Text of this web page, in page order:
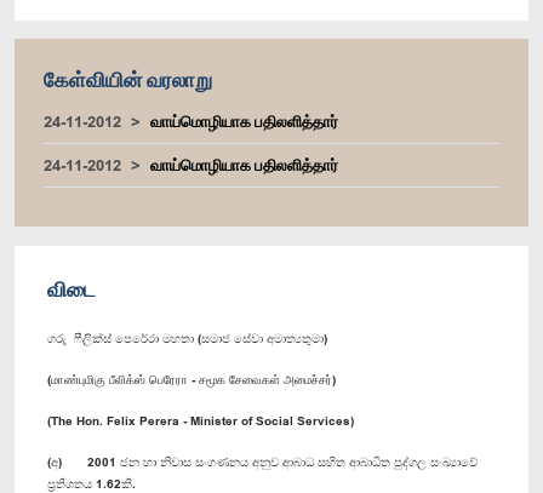
கேள்வியின் வரலாறு
24-11-2012
வாய்மொழியாக பதிலளித்தார்
24-11-2012
வாய்மொழியாக பதிலளித்தார்
விடை
ගරු ෆීලික්ස් පෙරේරා මහතා (සමාජ සේවා අමාත්‍යතුමා)
(மாண்புமிகு பீலிக்ஸ் பெரேரா - சமூக சேவைகள் அமைச்சர்)
(The Hon. Felix Perera - Minister of Social Services)
(අ) 2001 ජන හා නිවාස සංගණනය අනුව ආබාධ සහිත ආබාධිත පුද්ගල සංඛ්‍යාවේ
ප්‍රතිශතය 1.62කි.